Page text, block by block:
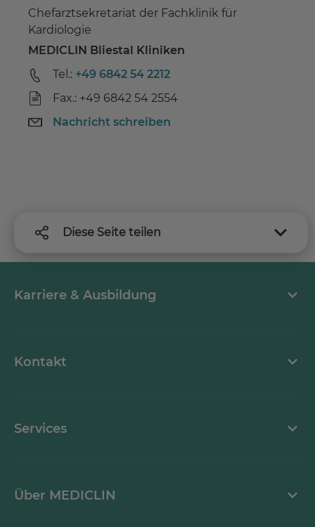
Chefarztsekretariat der Fachklinik für
Kardiologie
MEDICLIN Bliestal Kliniken
Tel.: +49 6842 54 2212
Fax.: +49 6842 54 2554
Nachricht schreiben
Diese Seite teilen
Karriere & Ausbildung
Kontakt
Services
Über MEDICLIN